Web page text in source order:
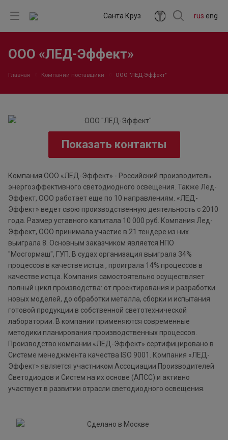
rus eng
Санта Круз
ООО «ЛЕД-Эффект»
Главная Компании поставщики ООО "ЛЕД-Эффект"
Показать контакты
Компания ООО «ЛЕД-Эффект» - Российский производитель
энергоэффективного светодиодного освещения. Также Лед-
Эффект, ООО работает еще по 10 направлениям. «ЛЕД-
Эффект» ведет свою производственную деятельность с 2010
года. Размер уставного капитала 10 000 руб. Компания Лед-
Эффект, ООО принимала участие в 21 тендере из них
выиграла 8. Основным заказчиком является НПО
"Мосгормаш", ГУП. В судах организация выиграла 34%
процессов в качестве истца , проиграла 14% процессов в
качестве истца. Компания самостоятельно осуществляет
полный цикл производства: от проектирования и разработки
новых моделей, до обработки металла, сборки и испытания
готовой продукции в собственной светотехнической
лаборатории. В компании применяются современные
методики планирования производственных процессов.
Производство компании «ЛЕД-Эффект» сертифицировано в
Системе менеджмента качества ISO 9001. Компания «ЛЕД-
Эффект» является участником Ассоциации Производителей
Светодиодов и Систем на их основе (АПСС) и активно
участвует в развитии отрасли светодиодного освещения.